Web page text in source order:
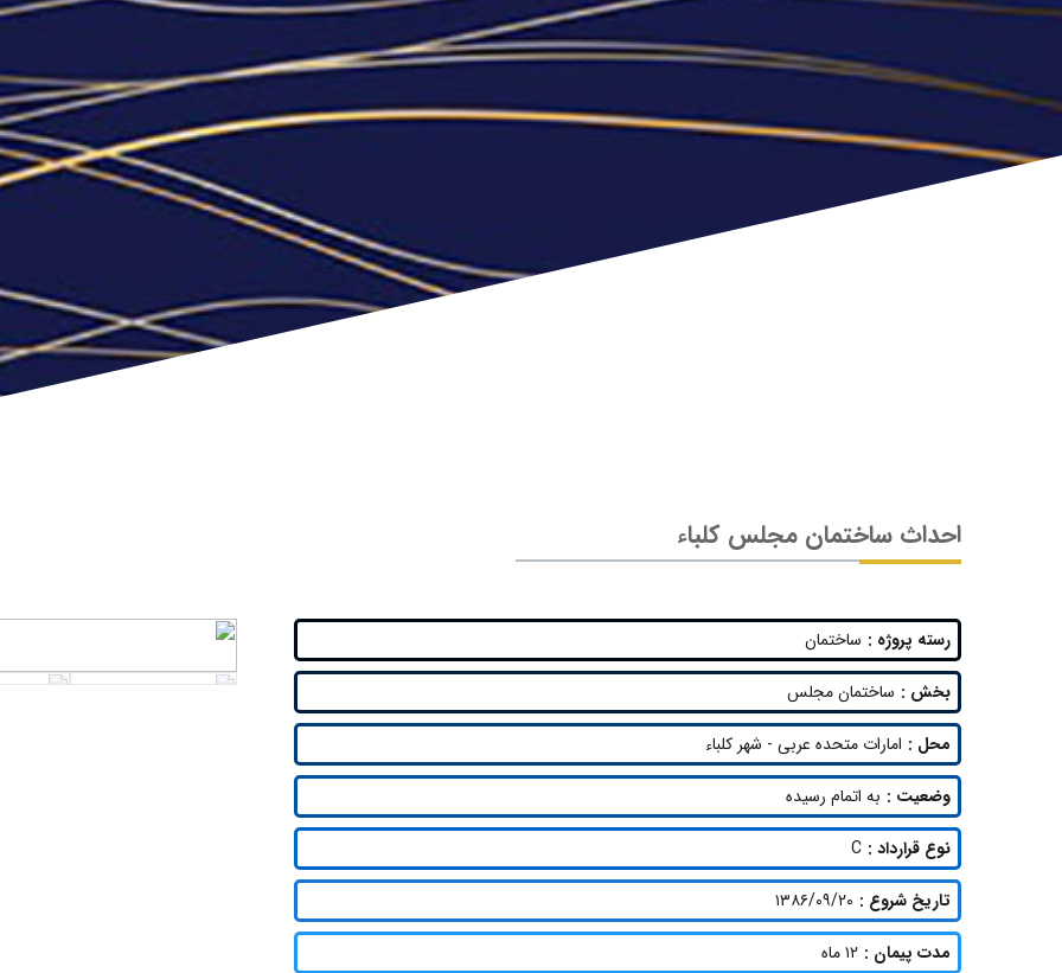
احداث ساختمان مجلس کلباء
رسته پروژه : ساختمان
بخش : ساختمان مجلس
محل : امارات متحده عربی - شهر کلباء
وضعیت : به اتمام رسیده
نوع قرارداد : C
تاریخ شروع : ۱۳۸۶/۰۹/۲۰
مدت پیمان : ۱۲ ماه